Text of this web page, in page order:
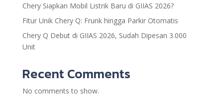
Chery Siapkan Mobil Listrik Baru di GIIAS 2026?
Fitur Unik Chery Q: Frunk hingga Parkir Otomatis
Chery Q Debut di GIIAS 2026, Sudah Dipesan 3.000
Unit
Recent Comments
No comments to show.